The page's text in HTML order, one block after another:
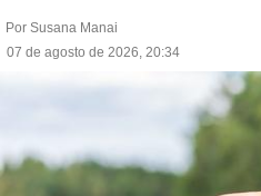
Por Susana Manai
07 de agosto de 2026, 20:34